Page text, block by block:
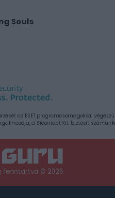
Souls
az ESET programcsomagokkal
a Sicontact Kft. biztosít
fenntartva © 2026